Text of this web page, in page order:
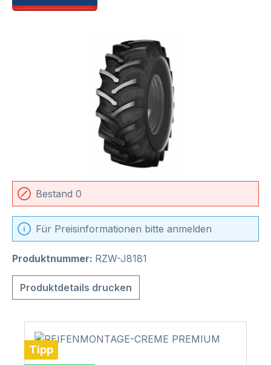
Bildergalerie überspringen
Bestand 0
Für Preisinformationen bitte anmelden
Produktnummer: RZW-J8181
Produktdetails drucken
Tipp